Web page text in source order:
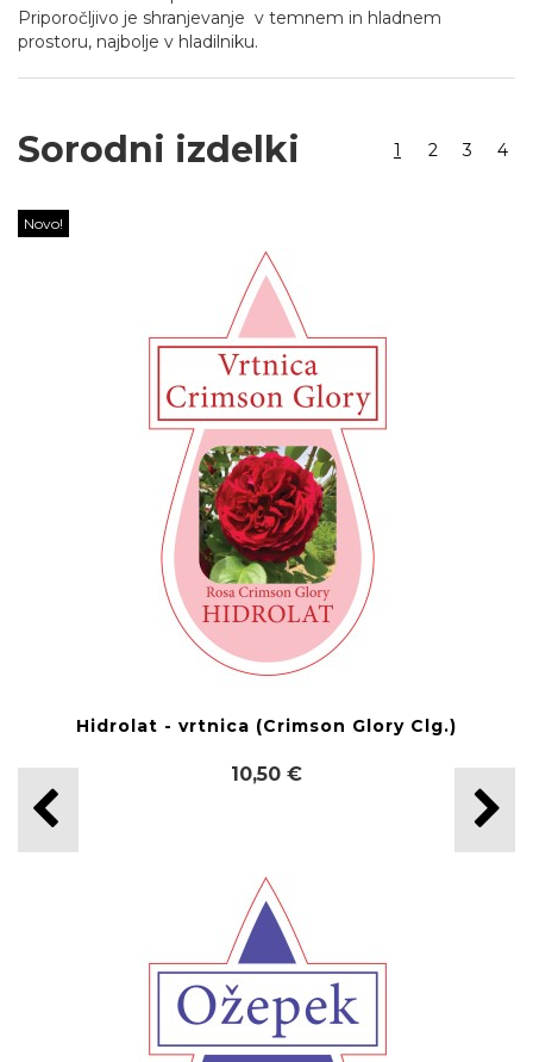
Priporočljivo je shranjevanje v temnem in hladnem
prostoru, najbolje v hladilniku.
Sorodni izdelki 1 2 3 4
Novo!
Hidrolat - vrtnica (Crimson Glory Clg.)
10,50 €